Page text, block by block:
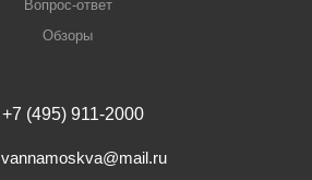
Вопрос-ответ
Обзоры
+7 (495) 911-2000
vannamoskva@mail.ru